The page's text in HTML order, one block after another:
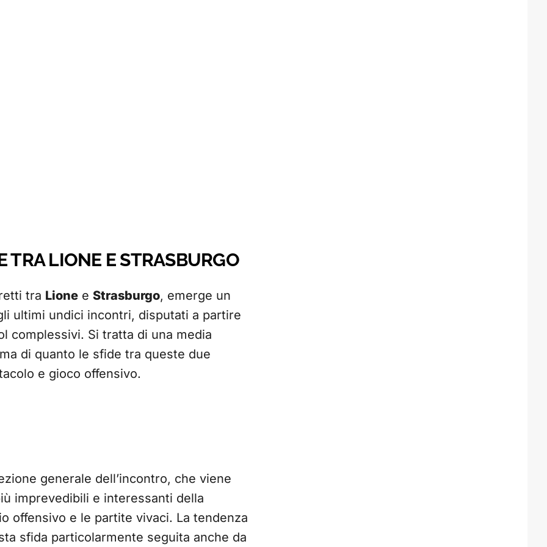
TRA LIONE E STRASBURGO
tra Lione e Strasburgo, emerge un
ultimi undici incontri, disputati a partire
complessivi. Si tratta di una media
di quanto le sfide tra queste due
e gioco offensivo.
generale dell’incontro, che viene
imprevedibili e interessanti della
offensivo e le partite vivaci. La tendenza
sfida particolarmente seguita anche da